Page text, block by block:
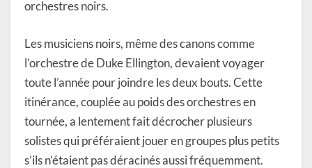
orchestres noirs.
Les musiciens noirs, même des canons comme
l’orchestre de Duke Ellington, devaient voyager
toute l’année pour joindre les deux bouts. Cette
itinérance, couplée au poids des orchestres en
tournée, a lentement fait décrocher plusieurs
solistes qui préféraient jouer en groupes plus petits
s’ils n’étaient pas déracinés aussi fréquemment.